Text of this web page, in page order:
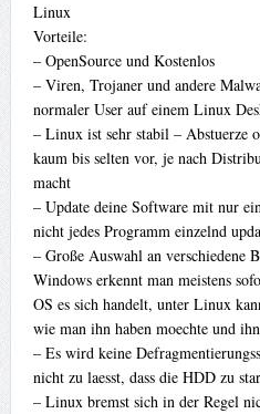
Linux
Vorteile:
– OpenSource und Kostenlos
– Viren, Trojaner und andere
normaler User auf einem Linux
– Linux ist sehr stabil – Abstuerze
kaum bis selten vor, je nach
macht
– Update deine Software mit nur
nicht jedes Programm einzelnd
– Große Auswahl an verschiedene
Windows erkennt man meistens
OS es sich handelt, unter Linux
wie man ihn haben moechte und
– Es wird keine
nicht zu laesst, dass die HDD zu
– Linux bremst sich in der Regel